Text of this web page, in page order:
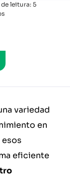
de leitura: 5
variedad
en
esos
eficiente